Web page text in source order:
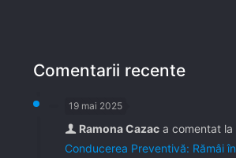
Comentarii recente
19 mai 2025
Ramona Cazac a comentat la
Conducerea Preventivă: Rămâi în